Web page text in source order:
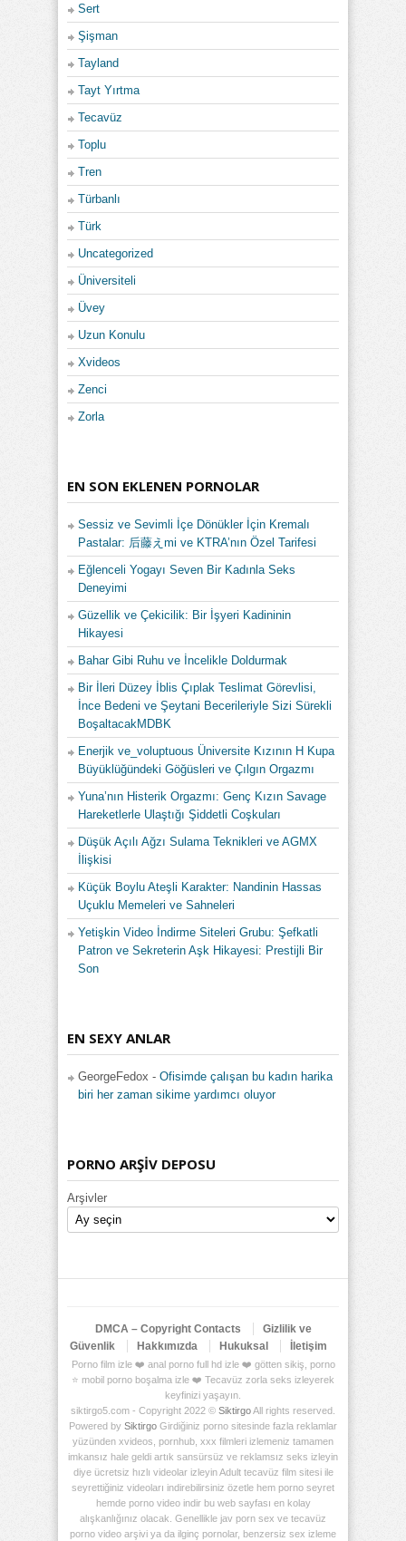
Sert
Şişman
Tayland
Tayt Yırtma
Tecavüz
Toplu
Tren
Türbanlı
Türk
Uncategorized
Üniversiteli
Üvey
Uzun Konulu
Xvideos
Zenci
Zorla
EN SON EKLENEN PORNOLAR
Sessiz ve Sevimli İçe Dönükler İçin Kremalı
Pastalar: 后藤えmi ve KTRA’nın Özel Tarifesi
Eğlenceli Yogayı Seven Bir Kadınla Seks
Deneyimi
Güzellik ve Çekicilik: Bir İşyeri Kadininin
Hikayesi
Bahar Gibi Ruhu ve İncelikle Doldurmak
Bir İleri Düzey İblis Çıplak Teslimat Görevlisi,
İnce Bedeni ve Şeytani Becerileriyle Sizi Sürekli
BoşaltacakMDBK
Enerjik ve_voluptuous Üniversite Kızının H Kupa
Büyüklüğündeki Göğüsleri ve Çılgın Orgazmı
Yuna’nın Histerik Orgazmı: Genç Kızın Savage
Hareketlerle Ulaştığı Şiddetli Coşkuları
Düşük Açılı Ağzı Sulama Teknikleri ve AGMX
İlişkisi
Küçük Boylu Ateşli Karakter: Nandinin Hassas
Uçuklu Memeleri ve Sahneleri
Yetişkin Video İndirme Siteleri Grubu: Şefkatli
Patron ve Sekreterin Aşk Hikayesi: Prestijli Bir
Son
EN SEXY ANLAR
GeorgeFedox - Ofisimde çalışan bu kadın harika
biri her zaman sikime yardımcı oluyor
PORNO ARŞİV DEPOSU
Arşivler
DMCA – Copyright Contacts
Gizlilik ve
Güvenlik
Hakkımızda Hukuksal İletişim
Porno film izle ❤️ anal porno full hd izle ❤️ götten sikiş, porno
⭐ mobil porno boşalma izle ❤️ Tecavüz zorla seks izleyerek
keyfinizi yaşayın.
siktirgo5.com - Copyright 2022 © SiktirgoAll rights reserved.
Powered by Siktirgo Girdiğiniz porno sitesinde fazla reklamlar
yüzünden xvideos, pornhub, xxx filmleri izlemeniz tamamen
imkansız hale geldi artık sansürsüz ve reklamsız seks izleyin
diye ücretsiz hızlı videolar izleyin Adult tecavüz film sitesi ile
seyrettiğiniz videoları indirebilirsiniz özetle hem porno seyret
hemde porno video indir bu web sayfası en kolay
alışkanlığınız olacak. Genellikle jav porn sex ve tecavüz
porno video arşivi ya da ilginç pornolar, benzersiz sex izleme